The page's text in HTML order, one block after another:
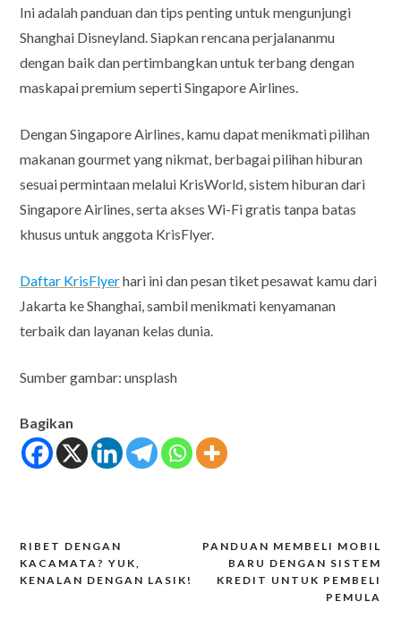
Ini adalah panduan dan tips penting untuk mengunjungi
Shanghai Disneyland. Siapkan rencana perjalananmu
dengan baik dan pertimbangkan untuk terbang dengan
maskapai premium seperti Singapore Airlines.
Dengan Singapore Airlines, kamu dapat menikmati pilihan
makanan gourmet yang nikmat, berbagai pilihan hiburan
sesuai permintaan melalui KrisWorld, sistem hiburan dari
Singapore Airlines, serta akses Wi-Fi gratis tanpa batas
khusus untuk anggota KrisFlyer.
Daftar KrisFlyerhari ini dan pesan tiket pesawat kamu dari
Jakarta ke Shanghai, sambil menikmati kenyamanan
terbaik dan layanan kelas dunia.
Sumber gambar: unsplash
Bagikan
Post
navigation
PANDUAN MEMBELI MOBIL
BARU DENGAN SISTEM
KREDIT UNTUK PEMBELI
PEMULA
RIBET DENGAN
KACAMATA? YUK,
KENALAN DENGAN LASIK!